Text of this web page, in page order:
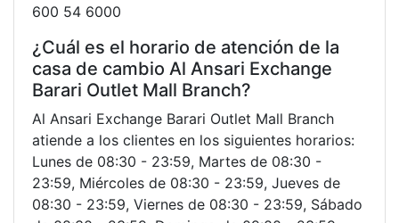
600 54 6000
¿Cuál es el horario de atención de la
casa de cambio Al Ansari Exchange
Barari Outlet Mall Branch?
Al Ansari Exchange Barari Outlet Mall Branch
atiende a los clientes en los siguientes horarios:
Lunes de 08:30 - 23:59, Martes de 08:30 -
23:59, Miércoles de 08:30 - 23:59, Jueves de
08:30 - 23:59, Viernes de 08:30 - 23:59, Sábado